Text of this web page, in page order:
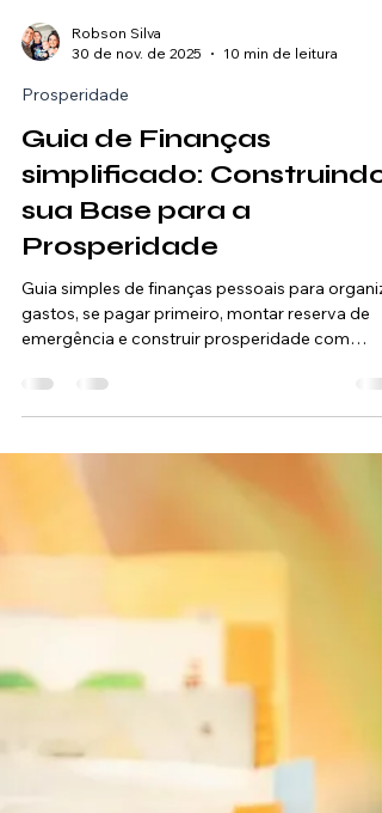
Robson Silva
30 de nov. de 2025
10 min de leitura
Prosperidade
Guia de Finanças
simplificado: Construindo
sua Base para a
Prosperidade
Guia simples de finanças pessoais para
segurança.